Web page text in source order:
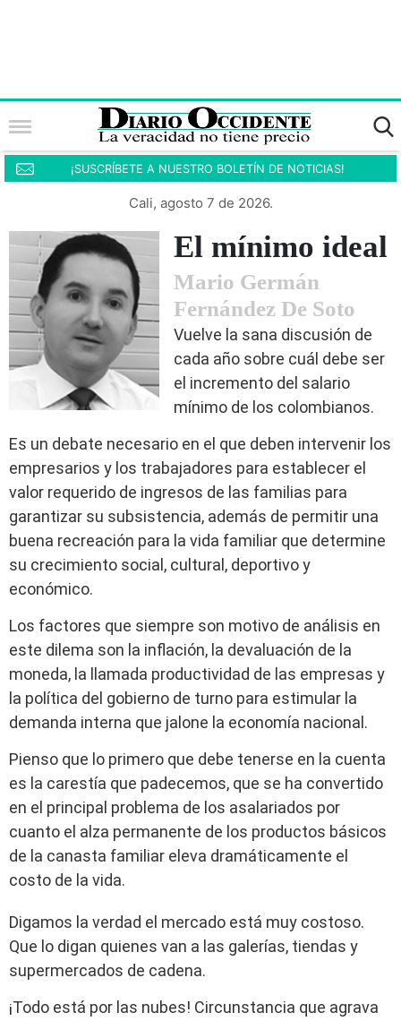
¡SUSCRÍBETE A NUESTRO BOLETÍN DE NOTICIAS!
Cali, agosto 7 de 2026.
El mínimo ideal
Mario Germán
Fernández De Soto
Vuelve la sana discusión de
cada año sobre cuál debe ser
el incremento del salario
mínimo de los colombianos.
Es un debate necesario en el que deben intervenir los
empresarios y los trabajadores para establecer el
valor requerido de ingresos de las familias para
garantizar su subsistencia, además de permitir una
buena recreación para la vida familiar que determine
su crecimiento social, cultural, deportivo y
económico.
Los factores que siempre son motivo de análisis en
este dilema son la inflación, la devaluación de la
moneda, la llamada productividad de las empresas y
la política del gobierno de turno para estimular la
demanda interna que jalone la economía nacional.
Pienso que lo primero que debe tenerse en la cuenta
es la carestía que padecemos, que se ha convertido
en el principal problema de los asalariados por
cuanto el alza permanente de los productos básicos
de la canasta familiar eleva dramáticamente el
costo de la vida.
Digamos la verdad el mercado está muy costoso.
Que lo digan quienes van a las galerías, tiendas y
supermercados de cadena.
¡Todo está por las nubes! Circunstancia que agrava